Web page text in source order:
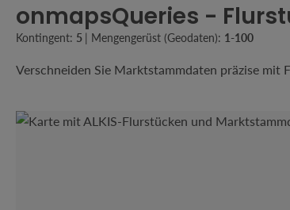
onmapsQueries -
Kontingent: 5 | Mengengerüst (Geodaten): 1-100
Verschneiden Sie Marktstammdaten präzise mit
Bildergalerie überspringen